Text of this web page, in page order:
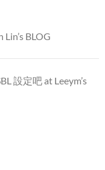
BLOG
設定吧 at Leeym’s